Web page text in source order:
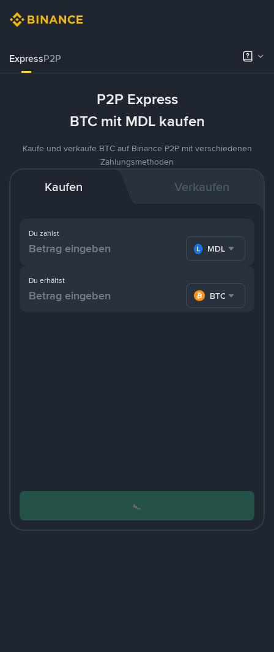
ExpressP2P
P2P Express
BTC mit MDL kaufen
Kaufe und verkaufe BTC auf Binance P2P mit verschiedenen
Zahlungsmethoden
Kaufen Verkaufen
Du zahlst
MDL
Du erhältst
BTC